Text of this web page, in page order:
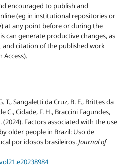
encouraged to publish and
(eg in institutional repositories or
at any point before or during the
can generate productive changes, as
and citation of the published work
Access).
T., Sangaletti da Cruz, B. E., Brittes da
C., Cidade, F. H., Braccini Fagundes,
(2024). Factors associated with the use
older people in Brazil: Uso de
por idosos brasileiros.Journal of